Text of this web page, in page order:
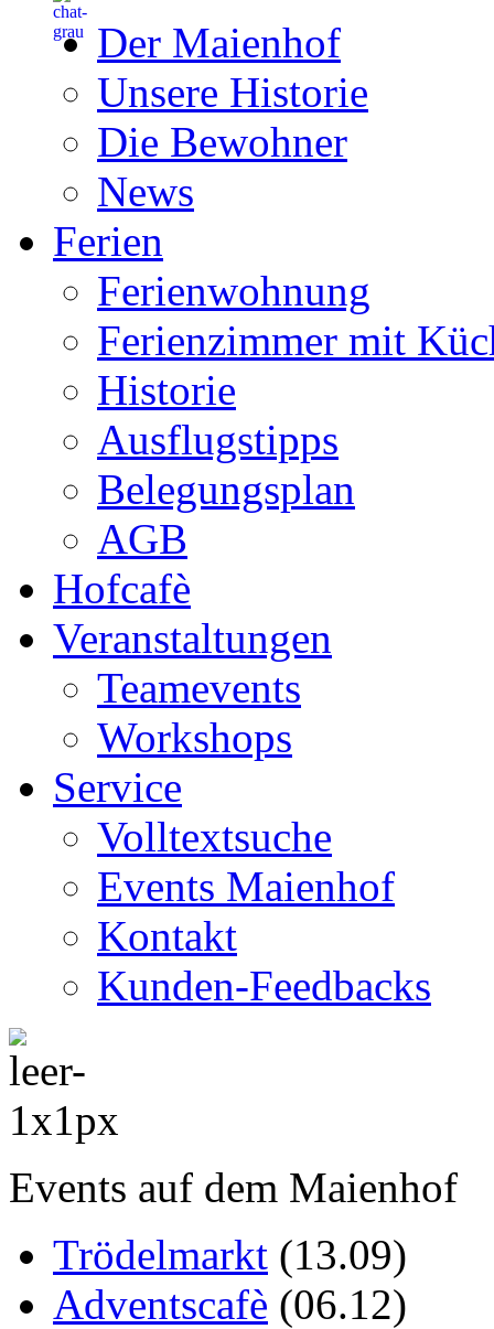
Der Maienhof
Unsere Historie
Die Bewohner
News
Ferien
Ferienwohnung
Ferienzimmer mit
Historie
Ausflugstipps
Belegungsplan
AGB
Hofcafè
Veranstaltungen
Teamevents
Workshops
Service
Volltextsuche
Events Maienhof
Kontakt
Kunden-Feedbacks
Events auf dem Maienhof
Trödelmarkt (13.09)
Adventscafè (06.12)